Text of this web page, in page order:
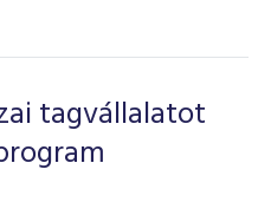
tagvállalatot